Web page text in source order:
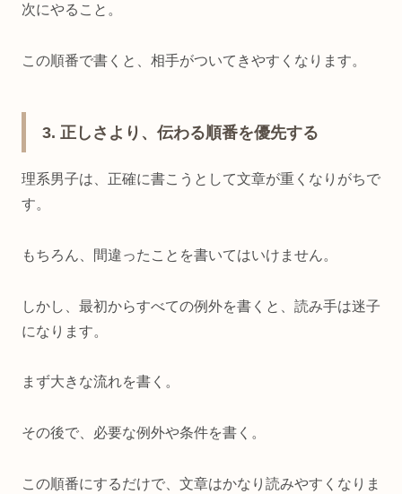
次にやること。
この順番で書くと、相手がついてきやすくなります。
3. 正しさより、伝わる順番を優先する
理系男子は、正確に書こうとして文章が重くなりがちで
す。
もちろん、間違ったことを書いてはいけません。
しかし、最初からすべての例外を書くと、読み手は迷子
になります。
まず大きな流れを書く。
その後で、必要な例外や条件を書く。
この順番にするだけで、文章はかなり読みやすくなりま